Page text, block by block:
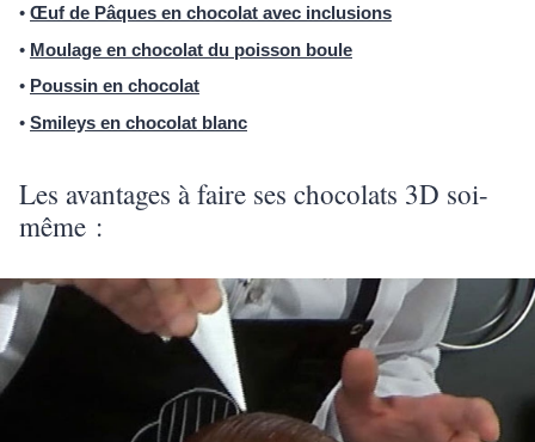
• Œuf de Pâques en chocolat avec inclusions
• Moulage en chocolat du poisson boule
• Poussin en chocolat
• Smileys en chocolat blanc
Les avantages à faire ses chocolats 3D soi-
même :